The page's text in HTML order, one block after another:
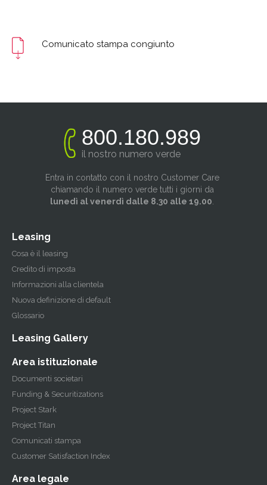
Comunicato stampa congiunto
800.180.989
il nostro numero verde
Entra in contatto con il nostro Customer Care
chiamando il numero verde tutti i giorni da
lunedì al venerdì dalle 8.30 alle 19.00
Leasing
Cosa è il leasing
Credito di imposta
Informazioni alla clientela
Nuova definizione di default
Glossario
Leasing Gallery
Area istituzionale
Documenti societari
Funding & Securitizations
Project Stark
Project Titan
Comunicati stampa
Customer Satisfaction Index
Area legale